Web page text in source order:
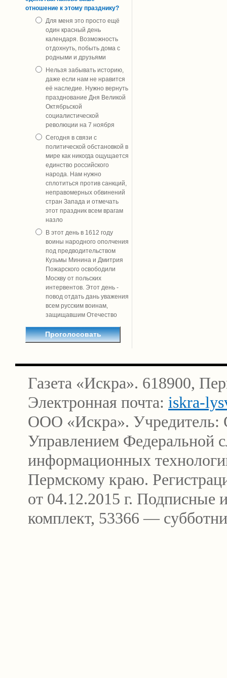
отношение к этому празднику?
Для меня это просто ещё
один красный день
календаря. Возможность
отдохнуть, побыть дома с
родными и друзьями
Нельзя забывать историю,
даже если нам не нравится
её наследие. Нужно вернуть
празднование Дня Великой
Октябрьской
социалистической
революции на 7 ноября
Сегодня в связи с
политической обстановкой в
мире как никогда ощущается
единство российского
народа. Нам нужно
сплотиться против санкций,
неправомерных обвинений
стран Запада и отмечать
этот праздник всем врагам
назло
В этот день в 1612 году
воины народного ополчения
под предводительством
Кузьмы Минина и Дмитрия
Пожарского освободили
Москву от польских
интервентов. Этот день -
повод отдать дань уважения
всем русским воинам,
защищавшим Отечество
Газета «Искра». 618900,
Электронная почта: iskra-
ООО «Искра». Учредитель:
Управлением Федеральной
информационных
Пермскому краю.
от 04.12.2015 г.
комплект, 53366 —